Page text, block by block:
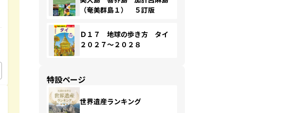
（奄美群島１） ５訂版
Ｄ１７ 地球の歩き方 タイ
２０２７～２０２８
特設ページ
世界遺産ランキング